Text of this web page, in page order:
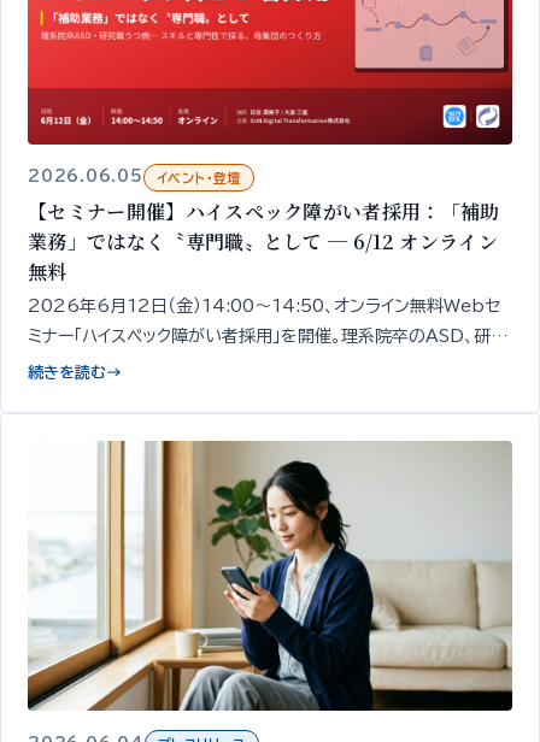
2026.06.05 イベント・登壇
【セミナー開催】ハイスペック障がい者採用：「補助
業務」ではなく〝専門職〟として ─ 6/12 オンライン
無料
2026年6月12日（金）14:00〜14:50、オンライン無料Webセ
ミナー「ハイスペック障がい者採用」を開催。理系院卒のASD、研究
職経験のうつ病など、スキルと専門性を持つ障がい者を「補助業
見をもとに専門家が50分で整理してお伝えします。
続きを読む→